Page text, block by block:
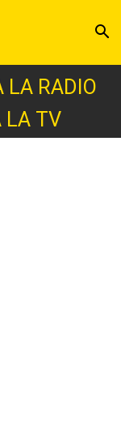
LA RADIO
LA TV